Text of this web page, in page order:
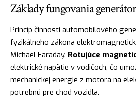
Základy fungovania
Princíp činnosti automobilového
fyzikálneho zákona
Michael Faraday. Rotujúce
elektrické napätie v vodičoch, čo
mechanickej energie z motora na
potrebnú pre chod vozidla.